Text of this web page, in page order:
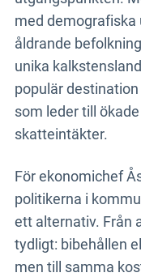
med demografiska
åldrande
unika
populär
som leder till
skatteintäkter.
För ekonomichef
politikerna i
ett alternativ. Från
tydligt: bibehållen
men till samma